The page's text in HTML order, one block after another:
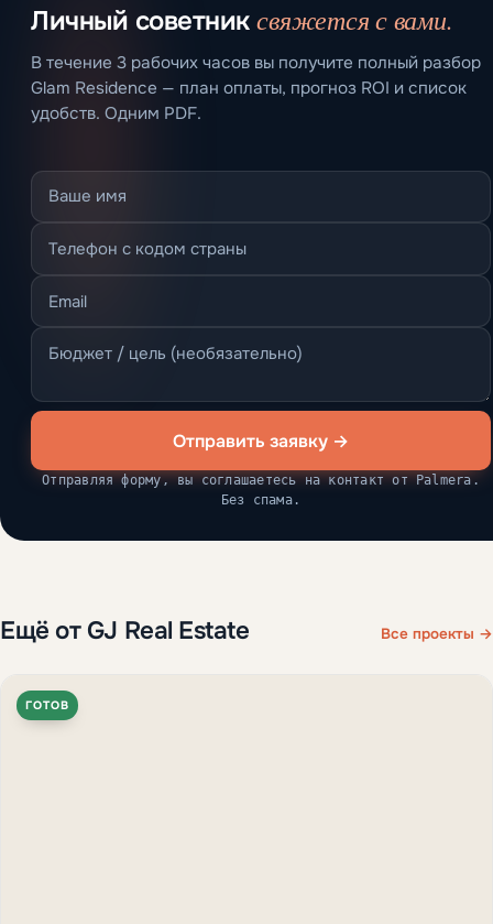
Личный советниксвяжется с вами.
В течение 3 рабочих часов вы получите полный разбор
Glam Residence — план оплаты, прогноз ROI и список
удобств. Одним PDF.
Отправить заявку →
Отправляя форму, вы соглашаетесь на контакт от Palmera.
Без спама.
Ещё от GJ Real Estate Все проекты →
ГОТОВ